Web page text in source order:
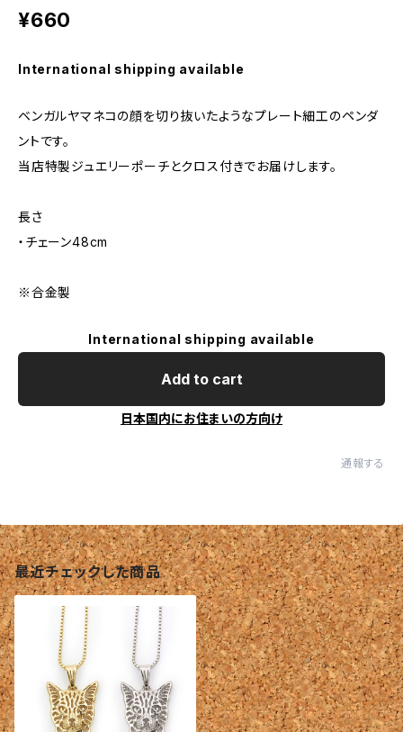
¥660
International shipping available
ベンガルヤマネコの顔を切り抜いたようなプレート細工のペンダ
ントです。
当店特製ジュエリーポーチとクロス付きでお届けします。
長さ
・チェーン48cm
※合金製
International shipping available
Add to cart
日本国内にお住まいの方向け
通報する
最近チェックした商品